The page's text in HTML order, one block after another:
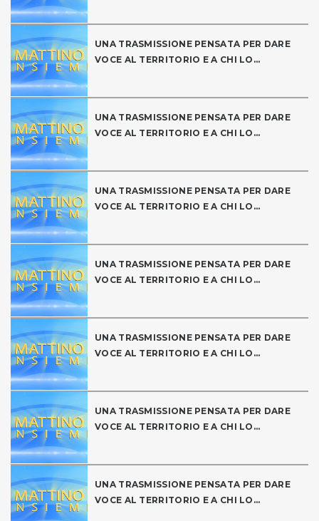
UNA TRASMISSIONE PENSATA PER DARE
VOCE AL TERRITORIO E A CHI LO...
UNA TRASMISSIONE PENSATA PER DARE
VOCE AL TERRITORIO E A CHI LO...
UNA TRASMISSIONE PENSATA PER DARE
VOCE AL TERRITORIO E A CHI LO...
UNA TRASMISSIONE PENSATA PER DARE
VOCE AL TERRITORIO E A CHI LO...
UNA TRASMISSIONE PENSATA PER DARE
VOCE AL TERRITORIO E A CHI LO...
UNA TRASMISSIONE PENSATA PER DARE
VOCE AL TERRITORIO E A CHI LO...
UNA TRASMISSIONE PENSATA PER DARE
VOCE AL TERRITORIO E A CHI LO...